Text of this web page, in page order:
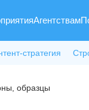
Агентствам
стратегия
образцы